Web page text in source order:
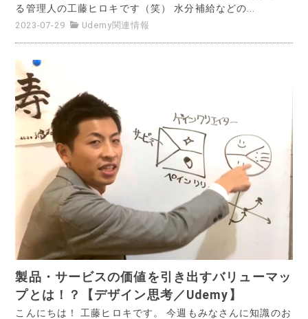
る管理人の工藤ヒロキです（笑） 水分補給などの...
2023-07-29 Udemy関連情報
製品・サービスの価値を引き出すバリューマッ
プとは！？【デザイン思考／Udemy】
こんにちは！ 工藤ヒロキです。 今週もみなさんに知識のお